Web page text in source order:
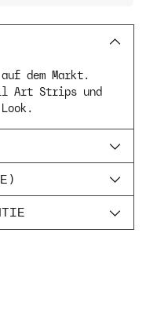
dem Markt.
Art Strips und